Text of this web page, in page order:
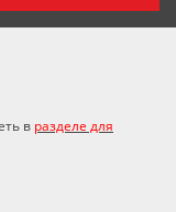
в разделе для